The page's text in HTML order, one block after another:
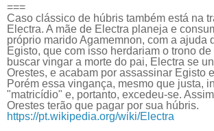
===
Caso clássico de húbris também está na
Electra. A mãe de Electra planeja e
próprio marido Agamemnon, com a ajuda
Egisto, que com isso herdariam o trono
buscar vingar a morte do pai, Electra se
Orestes, e acabam por assassinar Egisto
Porém essa vingança, mesmo que justa,
"matricídio" e, portanto, excedeu-se.
Orestes terão que pagar por sua húbris.
https://pt.wikipedia.org/wiki/Electra